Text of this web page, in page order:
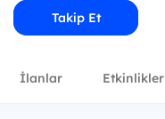
Takip Et
İlanlar Etkinlikler